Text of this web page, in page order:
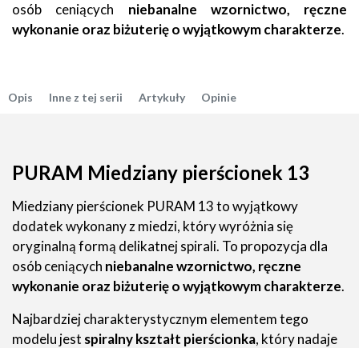
osób ceniących niebanalne wzornictwo, ręczne
wykonanie oraz biżuterię o wyjątkowym charakterze.
Opis Inne z tej serii Artykuły Opinie
PURAM Miedziany pierścionek 13
Miedziany pierścionek PURAM 13 to wyjątkowy
dodatek wykonany z miedzi, który wyróżnia się
oryginalną formą delikatnej spirali. To propozycja dla
osób ceniących niebanalne wzornictwo, ręczne
wykonanie oraz biżuterię o wyjątkowym charakterze.
Najbardziej charakterystycznym elementem tego
modelu jest spiralny kształt pierścionka, który nadaje